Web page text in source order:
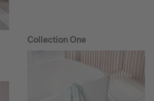
Collection One